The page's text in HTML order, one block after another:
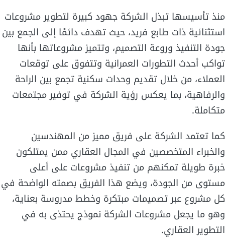
منذ تأسيسها تبذل الشركة جهود كبيرة لتطوير مشروعات
استثنائية ذات طابع فريد، حيث تهدف دائمًا إلى الجمع بين
جودة التنفيذ وروعة التصميم، وتتميز مشروعاتها بأنها
تواكب أحدث التطورات العمرانية وتتفوق على توقعات
العملاء، من خلال تقديم وحدات سكنية تجمع بين الراحة
والرفاهية، بما يعكس رؤية الشركة في توفير مجتمعات
متكاملة.
كما تعتمد الشركة على فريق مميز من المهندسين
والخبراء المتخصصين في المجال العقاري ممن يمتلكون
خبرة طويلة تمكنهم من تنفيذ مشروعات على أعلى
مستوى من الجودة، ويضع هذا الفريق بصمته الواضحة في
كل مشروع عبر تصميمات مبتكرة وخطط مدروسة بعناية،
وهو ما يجعل مشروعات الشركة نموذج يحتذى به في
التطوير العقاري.